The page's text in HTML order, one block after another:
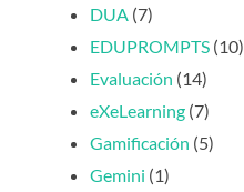
DUA (7)
EDUPROMPTS (10)
Evaluación (14)
eXeLearning (7)
Gamificación (5)
Gemini (1)